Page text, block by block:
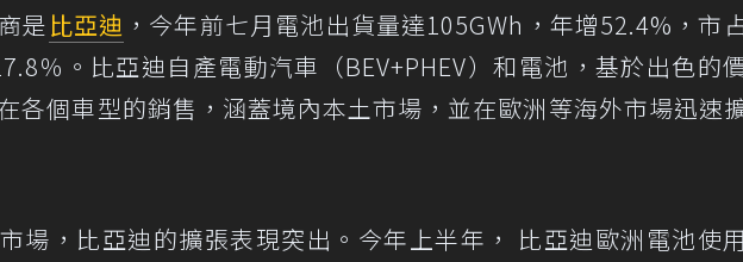
是 比亞迪 ，今年前七月電池出貨量達105GWh，年增52.4%，市
％。比亞迪自產電動汽車（BEV+PHEV）和電池，基於出色的
各個車型的銷售，涵蓋境內本土市場，並在歐洲等海外市場迅速
場，比亞迪的擴張表現突出。今年上半年， 比亞迪歐洲電池使